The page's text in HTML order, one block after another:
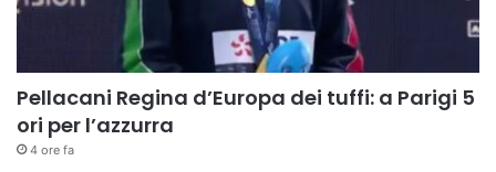
Pellacani Regina d’Europa dei tuffi: a Parigi 5
ori per l’azzurra
4 ore fa